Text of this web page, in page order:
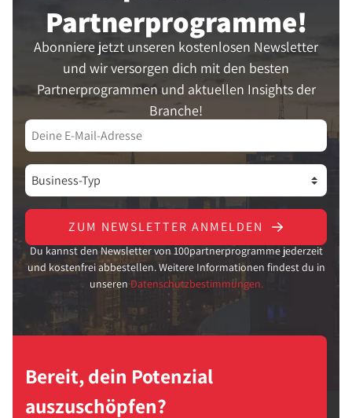
Partner­programme!
Abonniere jetzt unseren kostenlosen Newsletter
und wir versorgen dich mit den besten
Partnerprogrammen und aktuellen Insights der
Branche!
ZUM NEWSLETTER ANMELDEN
Du kannst den Newsletter von 100partnerprogramme jederzeit
und kostenfrei abbestellen. Weitere Informationen findest du in
unseren Datenschutzbestimmungen.
Bereit, dein Potenzial
auszuschöpfen?